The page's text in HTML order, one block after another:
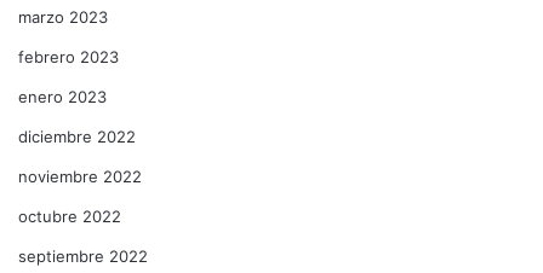
marzo 2023
febrero 2023
enero 2023
diciembre 2022
noviembre 2022
octubre 2022
septiembre 2022